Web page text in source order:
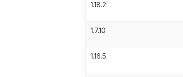
1.18.2
1.7.10
1.16.5